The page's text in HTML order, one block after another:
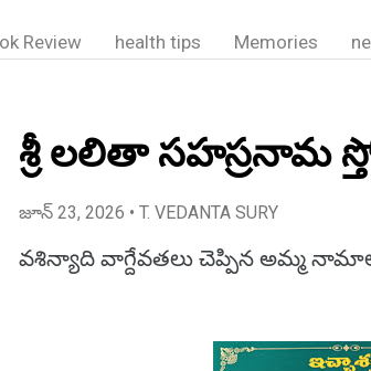
Review health tips Memories
శ్రీ లలితా సహస్రనామ
జూన్ 23, 2026 • T. VEDANTA SURY
వశిన్యాది వాగ్దేవతలు చెప్పిన అమ్మ